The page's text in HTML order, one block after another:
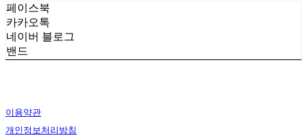
페이스북
카카오톡
네이버 블로그
밴드
이용약관
개인정보처리방침